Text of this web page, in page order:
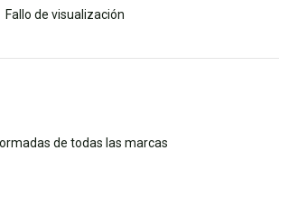
Fallo de visualización
de todas las marcas